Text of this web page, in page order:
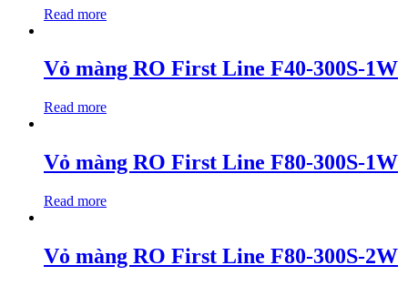
Read more
Vỏ màng RO First Line F40-300S-1W
Read more
Vỏ màng RO First Line F80-300S-1W
Read more
Vỏ màng RO First Line F80-300S-2W